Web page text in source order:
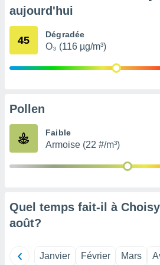
ou
de la
non
des
le
en
aujourd'hui
45 Dégradée
O₃ (116 µg/m³)
Pollen
Faible
Armoise (22 #/m³)
Quel temps fait-il à
août?
Janvier Février Mars